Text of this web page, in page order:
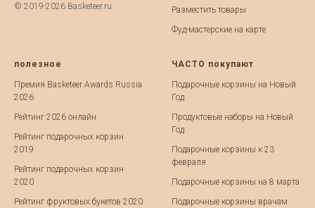
© 2019-2026 Basketeer.ru
Разместить товары
Фуд-мастерские на карте
полезное
Премия Basketeer Awards Russia
2026
Рейтинг 2026 онлайн
Рейтинг подарочных корзин
2019
Рейтинг подарочных корзин
2020
Рейтинг фруктовых букетов 2020
ЧАСТО покупают
Подарочные корзины на Новый
Год
Продуктовые наборы на Новый
Год
Подарочные корзины к 23
февраля
Подарочные корзины на 8 марта
Подарочные корзины врачам